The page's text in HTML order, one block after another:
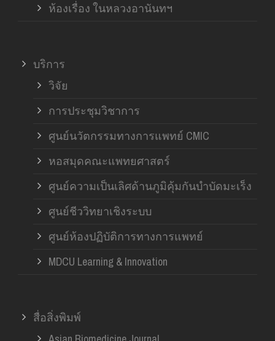
ห้องเรื่อง ในหลวงอานันทฯ
บริการ
วิจัย
การประชุมวิชาการ
ศูนย์นวัตกรรมทางการแพทย์ CMIC
หอสมุดคณะแพทยศาสตร์
ศูนย์ความเป็นเลิศด้านภูมิคุ้มกันบำบัดมะเร็ง
ศูนย์ชีววิทยาเชิงระบบ
ศูนย์ห้องปฏิบัติการทางการแพทย์
MDCU Learning & Innovation
สื่อสิ่งพิมพ์